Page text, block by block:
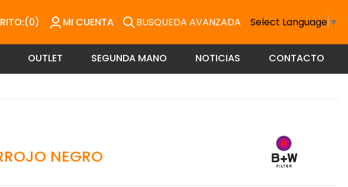
(0) MI CUENTA BUSQUEDA AVANZADA Select Language ▼
OUTLET SEGUNDA MANO NOTICIAS CONTACTO
NEGRO